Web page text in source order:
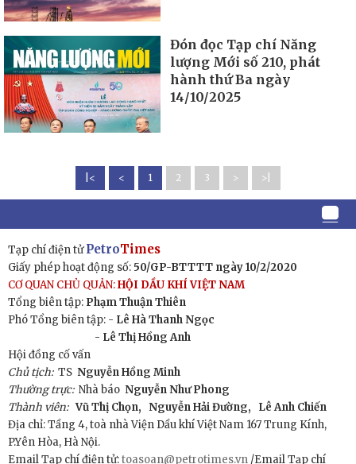
Đón đọc Tạp chí Năng
lượng Mới số 210, phát
hành thứ Ba ngày
14/10/2025
|< < 1 2 3 > >|
Tạp chí điện tửPetroTimes
Giấy phép hoạt động số: 50/GP-BTTTT ngày 10/2/2020
CƠ QUAN CHỦ QUẢN:HỘI DẦU KHÍ VIỆT NAM
Tổng biên tập: Phạm Thuận Thiên
Phó Tổng biên tập: - Lê Hà Thanh Ngọc
- Lê Thị Hồng Anh
Hội đồng cố vấn
Chủ tịch:TS Nguyễn Hồng Minh
Thường trực: Nhà báo Nguyễn Như Phong
Thành viên: Vũ Thị Chọn, Nguyễn Hải Đường,
Lê Anh Chiến
Địa chỉ: Tầng 4, toà nhà Viện Dầu khí Việt Nam 167 Trung Kính,
P.Yên Hòa, Hà Nội.
Email Tạp chí điện tử:toasoan@petrotimes.vn /Email Tạp chí